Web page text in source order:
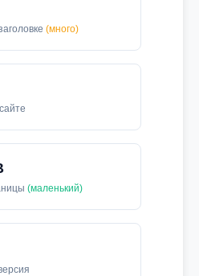
(много)
(маленький)